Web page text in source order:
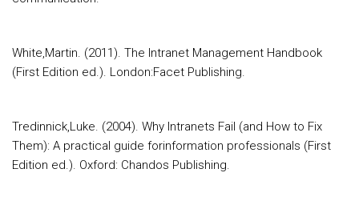
White,Martin. (2011). The Intranet Management Handbook
(First Edition ed.). London:Facet Publishing.
Tredinnick,Luke. (2004). Why Intranets Fail (and How to Fix
Them): A practical guide forinformation professionals (First
Edition ed.). Oxford: Chandos Publishing.